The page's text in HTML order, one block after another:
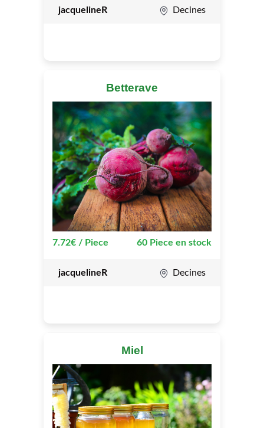
jacquelineR Decines
Betterave
7.72€ / Piece 60 Piece en stock
jacquelineR Decines
Miel